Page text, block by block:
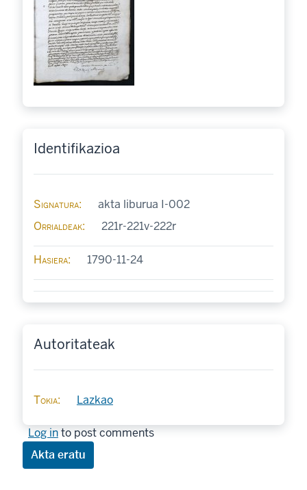
Identifikazioa
Signatura
akta liburua I-002
Orrialdeak
221r-221v-222r
Hasiera 1790-11-24
Autoritateak
Tokia Lazkao
Log into post comments
Akta eratu